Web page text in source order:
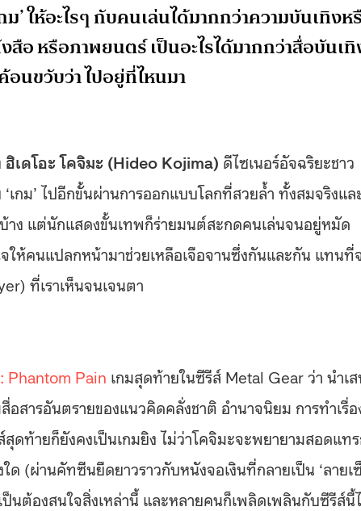
’ ให้อะไรๆ กับคนเล่นได้มากกว่าความบันเทิงห
อ หรือภาพยนตร์ เป็นอะไรได้มากกว่าสื่อบันเ
นขวับว่า ไปอยู่ที่ไหนมา
ฮิเดโอะ โคจิมะ (Hideo Kojima) ดีไซเนอร์อัจฉริยะชาว
กม’ ไปอีกขั้นผ่านการออกแบบโลกที่สวยล้ำ ทั้งสมจริงแล
บ้าง แต่นักแสดงขั้นเทพก็ร่ายมนต์สะกดคนเล่นจนอยู่หมัด
ให้คนแปลกหน้ามาช่วยเหลือเจือจานซึ่งกันและกัน แทนที่
ที่เราเห็นจนเจนตา
Phantom Pain เกมสุดท้ายในซีรีส์ Metal Gear ว่า นำเ
ารอันตรายของแนวคิดคลั่งชาติ อำนาจนิยม การทำเรื่อ
ดท้ายก็ยังคงเป็นเกมยิง ไม่ว่าโคจิมะจะพยายามสอดแท
(ผ่านคัทซีนยืดยาวราวกับหนังจอเงินที่กลายเป็น ‘ลายเ
นต้องสนใจสิ่งเหล่านี้ และหลายคนก็เพลิดเพลินกับซีรีส์นี้